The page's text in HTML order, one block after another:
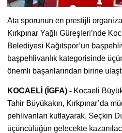
Ata sporunun en prestijli
Kırkpınar Yağlı Güreşleri’nde
Belediyesi Kağıtspor’un
başpehlivanlık kategorisinde
önemli başarılarından birine
KOCAELİ (İGFA) - Kocaeli
Tahir Büyükakın, Kırkpınar’da
pehlivanları kutlayarak, Seçkin
üçüncülüğün gelecekte